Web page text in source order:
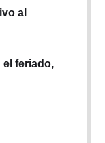
al
el feriado,